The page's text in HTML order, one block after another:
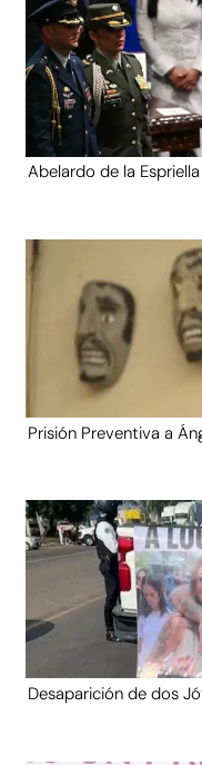
Abelardo de la
Prisión Preventiva a
Desaparición de dos